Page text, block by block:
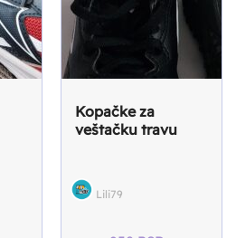
Kopačke za
veštačku travu
Lili79